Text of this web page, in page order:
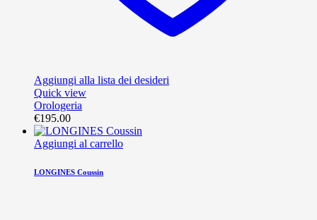
Aggiungi alla lista dei desideri
Quick view
Orologeria
€195.00
Aggiungi al carrello
LONGINES Coussin